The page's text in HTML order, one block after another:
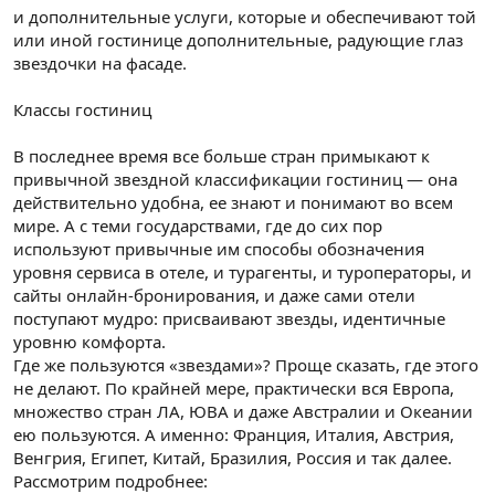
и дополнительные услуги, которые и обеспечивают той
или иной гостинице дополнительные, радующие глаз
звездочки на фасаде.
Классы гостиниц
В последнее время все больше стран примыкают к
привычной звездной классификации гостиниц — она
действительно удобна, ее знают и понимают во всем
мире. А с теми государствами, где до сих пор
используют привычные им способы обозначения
уровня сервиса в отеле, и турагенты, и туроператоры, и
сайты онлайн-бронирования, и даже сами отели
поступают мудро: присваивают звезды, идентичные
уровню комфорта.
Где же пользуются «звездами»? Проще сказать, где этого
не делают. По крайней мере, практически вся Европа,
множество стран ЛА, ЮВА и даже Австралии и Океании
ею пользуются. А именно: Франция, Италия, Австрия,
Венгрия, Египет, Китай, Бразилия, Россия и так далее.
Рассмотрим подробнее: